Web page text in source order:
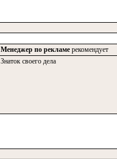
Менеджер по рекламе рекомендует
Знаток своего дела